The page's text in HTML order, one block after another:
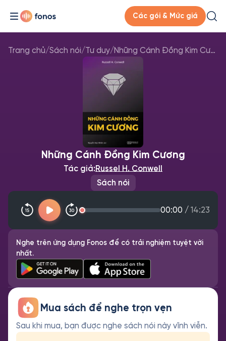
Các gói & Mức giá
Trang chủ/Sách nói/Tư duy/ Những Cánh Đồng Kim Cương
Sách nói
Những Cánh Đồng Kim Cương
Tác giả:Russel H. Conwell
00:00 / 14:23
Nghe trên ứng dụng Fonos để có trải nghiệm tuyệt vời
nhất.
Mua sách để nghe trọn vẹn
Sau khi mua, bạn được nghe sách nói này vĩnh viễn.